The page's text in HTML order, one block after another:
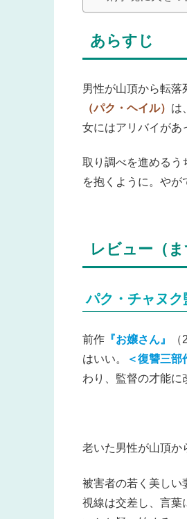
あらすじ
男性が山頂から転落
（パク・ヘイル） は
女にはアリバイがあ
取り調べを進めるう
を抱くように。や
レビュー（
パク・チャヌ
前作 『お嬢さん』
はいい。
＜復讐三部
わり、監督の才能に
老いた男性が山頂か
被害者の若く美しい
視線は交差し、言葉